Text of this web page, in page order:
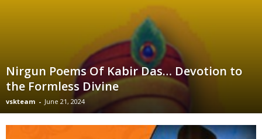
Nirgun Poems Of Kabir Das… Devotion to
the Formless Divine
vskteam - June 21, 2024